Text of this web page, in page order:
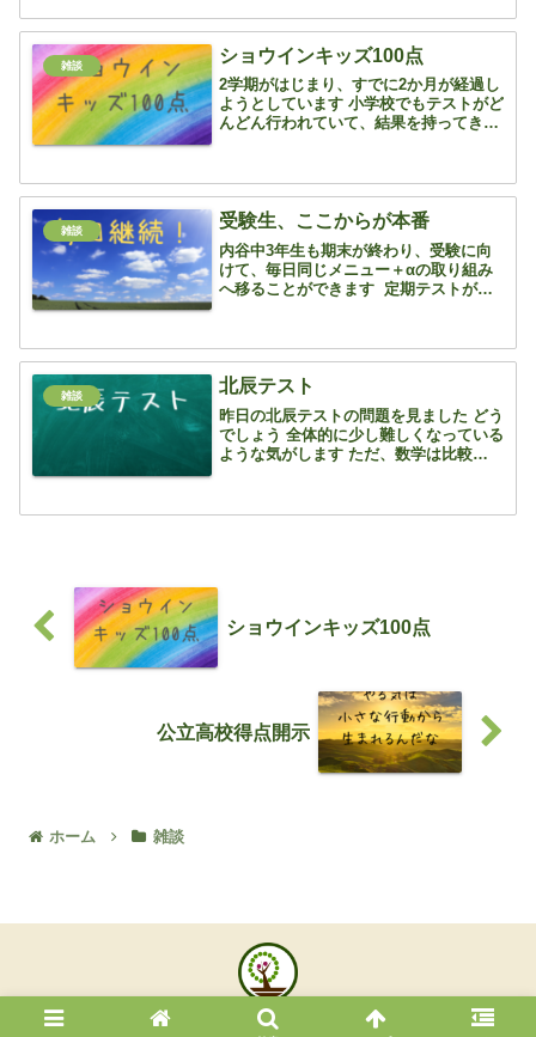
し、定着した子から因数分解へ 速い子
は二次方程式まで...
雑談 ショウインキッズ100点
2学期がはじまり、すでに2か月が経過し
ようとしています 小学校でもテストがど
んどん行われていて、結果を持ってきて
生 理科 4年生 社会 4年生 算数 5年
生 国...
雑談 受験生、ここからが本番
内谷中3年生も期末が終わり、受験に向
けて、毎日同じメニュー＋αの取り組み
へ移ることができます 定期テストがあ
一旦ストップせざるを得ませんでした
が、それがやっと終わりま...
雑談 北辰テスト
昨日の北辰テストの問題を見ました どう
でしょう 全体的に少し難しくなっている
ような気がします ただ、数学は比較的解
の平成29年の過去問と似ていて、オーソ
ショウインキッズ100点
公立高校得点開示
ホーム 雑談
© 2021 埼玉松陰塾武蔵浦和校.